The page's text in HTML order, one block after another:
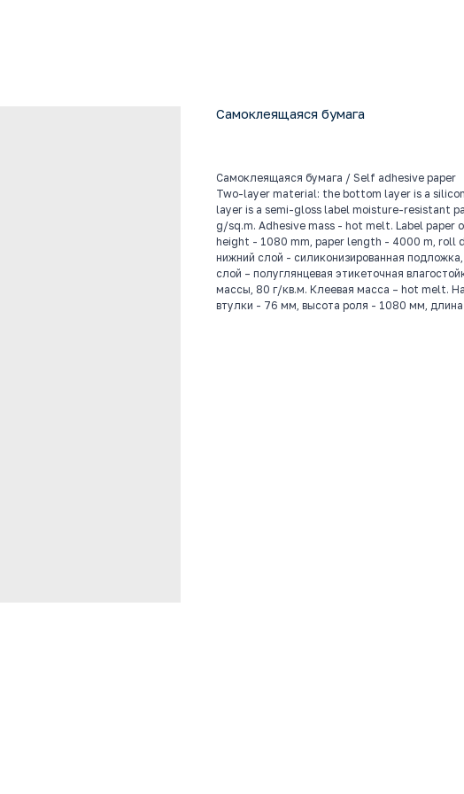
Самоклеящаяся бумага
Самоклеящаяся бумага / Self adhesive paper
Two-layer material: the bottom layer is a
layer is a semi-gloss label moisture-resistant
g/sq.m. Adhesive mass - hot melt. Label
height - 1080 mm, paper length - 4000 m, roll
нижний слой - силиконизированная
слой – полуглянцевая этикеточная
массы, 80 г/кв.м. Клеевая масса – hot melt.
втулки - 76 мм, высота роля - 1080 мм,